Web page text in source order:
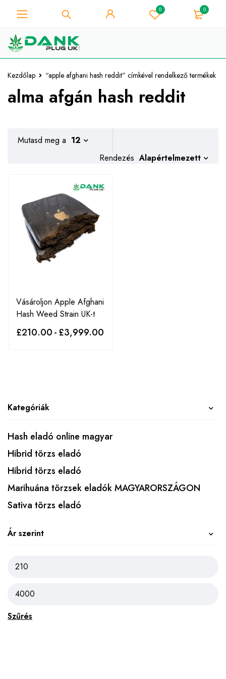
0 0
Kezdőlap “apple afghani hash reddit” címkével rendelkező termékek
alma afgán hash reddit
Kategóriák
Hash eladó online magyar
Hibrid törzs eladó
Hibrid törzs eladó
Marihuána törzsek eladók MAGYARORSZÁGON
Sativa törzs eladó
Ár szerint
Szűrés
Rendezés Alapértelmezett
Mutasd meg a 12
Vásároljon Apple Afghani
Hash Weed Strain UK-t
£210.00-£3,999.00
A fű szerelmese - Get 10% azonnali
kedvezmény minden vásárlás -
Megvan!